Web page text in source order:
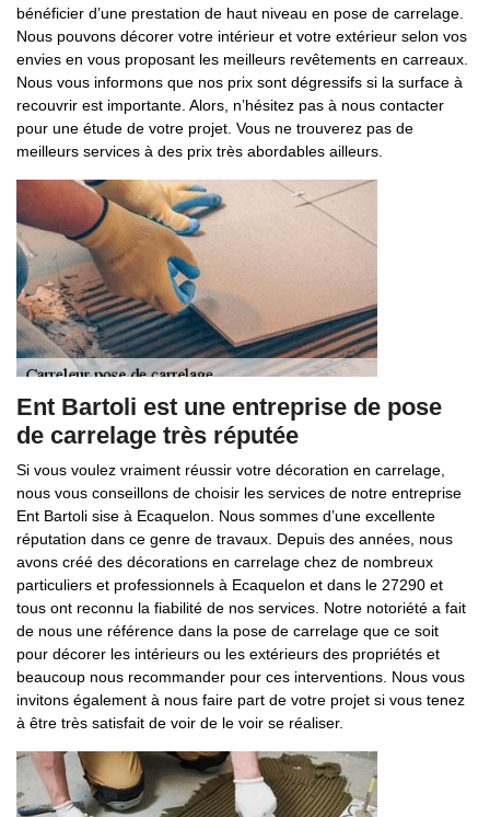
bénéficier d’une prestation de haut niveau en pose de carrelage.
Nous pouvons décorer votre intérieur et votre extérieur selon vos
envies en vous proposant les meilleurs revêtements en carreaux.
Nous vous informons que nos prix sont dégressifs si la surface à
recouvrir est importante. Alors, n’hésitez pas à nous contacter
pour une étude de votre projet. Vous ne trouverez pas de
meilleurs services à des prix très abordables ailleurs.
Ent Bartoli est une entreprise de pose
de carrelage très réputée
Si vous voulez vraiment réussir votre décoration en carrelage,
nous vous conseillons de choisir les services de notre entreprise
Ent Bartoli sise à Ecaquelon. Nous sommes d’une excellente
réputation dans ce genre de travaux. Depuis des années, nous
avons créé des décorations en carrelage chez de nombreux
particuliers et professionnels à Ecaquelon et dans le 27290 et
tous ont reconnu la fiabilité de nos services. Notre notoriété a fait
de nous une référence dans la pose de carrelage que ce soit
pour décorer les intérieurs ou les extérieurs des propriétés et
beaucoup nous recommander pour ces interventions. Nous vous
invitons également à nous faire part de votre projet si vous tenez
à être très satisfait de voir de le voir se réaliser.